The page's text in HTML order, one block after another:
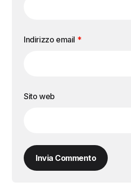
Indirizzo email *
Sito web
Invia Commento